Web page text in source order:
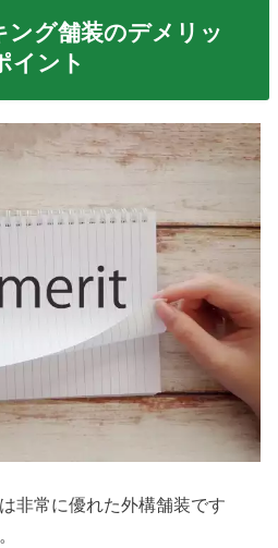
グ舗装のデメリッ
イント
非常に優れた外構舗装です